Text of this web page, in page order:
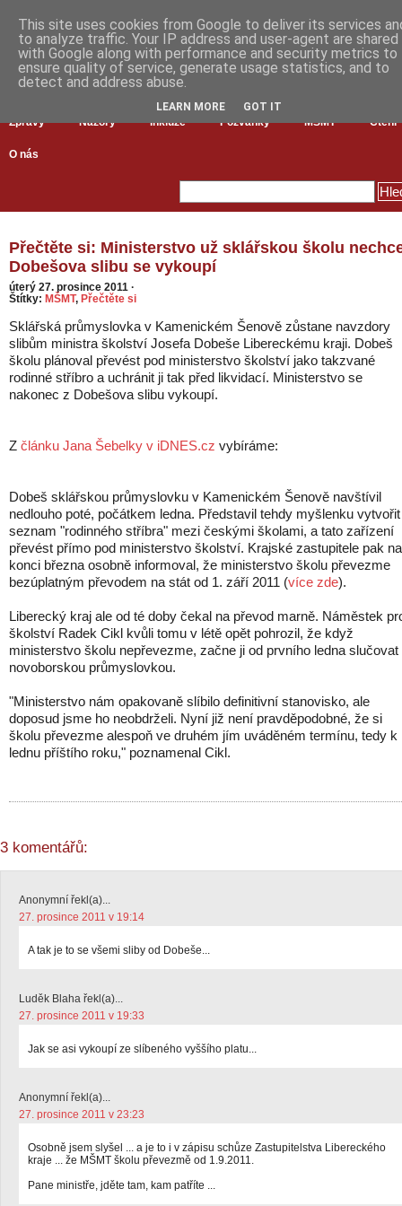
Zprávy Názory Inkluze Pozvánky MŠMT Čtení
O nás
Přečtěte si: Ministerstvo už sklářskou školu
Dobešova slibu se vykoupí
úterý 27. prosince 2011 ·
Štítky: MŠMT, Přečtěte si
Sklářská průmyslovka v Kamenickém Šenově zůstane navzdory
slibům ministra školství Josefa Dobeše Libereckému kraji. Dobeš
školu plánoval převést pod ministerstvo školství jako takzvané
rodinné stříbro a uchránit ji tak před likvidací. Ministerstvo se
nakonec z Dobešova slibu vykoupí.
Z článku Jana Šebelky v iDNES.cz vybíráme:
Dobeš sklářskou průmyslovku v Kamenickém Šenově navštívil
nedlouho poté, počátkem ledna. Představil tehdy myšlenku vytvořit
seznam "rodinného stříbra" mezi českými školami, a tato zařízení
převést přímo pod ministerstvo školství. Krajské zastupitele pak na
konci března osobně informoval, že ministerstvo školu převezme
bezúplatným převodem na stát od 1. září 2011 (více zde).
Liberecký kraj ale od té doby čekal na převod marně. Náměstek
školství Radek Cikl kvůli tomu v létě opět pohrozil, že když
ministerstvo školu nepřevezme, začne ji od prvního ledna slučovat
novoborskou průmyslovkou.
"Ministerstvo nám opakovaně slíbilo definitivní stanovisko, ale
doposud jsme ho neobdrželi. Nyní již není pravděpodobné, že si
školu převezme alespoň ve druhém jím uváděném termínu, tedy k
lednu příštího roku," poznamenal Cikl.
3 komentářů:
Anonymní řekl(a)...
27. prosince 2011 v 19:14
A tak je to se všemi sliby od Dobeše...
Luděk Blaha řekl(a)...
27. prosince 2011 v 19:33
Jak se asi vykoupí ze slíbeného vyššího platu...
Anonymní řekl(a)...
27. prosince 2011 v 23:23
Osobně jsem slyšel ... a je to i v zápisu schůze Zastupitelstva Libereckého
kraje ... že MŠMT školu převezmě od 1.9.2011.
Pane ministře, jděte tam, kam patříte ...
This site uses cookies from Google to deliver its services
to analyze traffic. Your IP address and user-agent are shared
with Google along with performance and security metrics to
ensure quality of service, generate usage statistics, and to
detect and address abuse.
LEARN MORE GOT IT